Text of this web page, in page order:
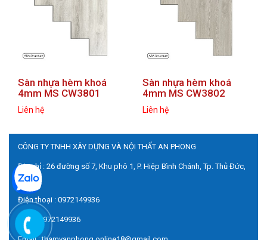
Sàn nhựa hèm khoá
4mm MS CW3801
Liên hệ
Sàn nhựa hèm khoá
4mm MS CW3802
Liên hệ
CÔNG TY TNHH XÂY DỰNG VÀ NỘI THẤT AN PHONG
Địa chỉ : 26 đường số 7, Khu phô 1, P. Hiệp Bình Chánh, Tp. Thủ Đức,
HCM
Điện thoại : 0972149936
Zalo : 0972149936